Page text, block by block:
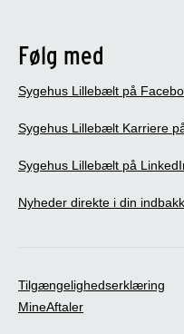
Følg med
Sygehus Lillebælt på
Sygehus Lillebælt Karriere
Sygehus Lillebælt på
Nyheder direkte i din
Tilgængelighedserklæring
MineAftaler